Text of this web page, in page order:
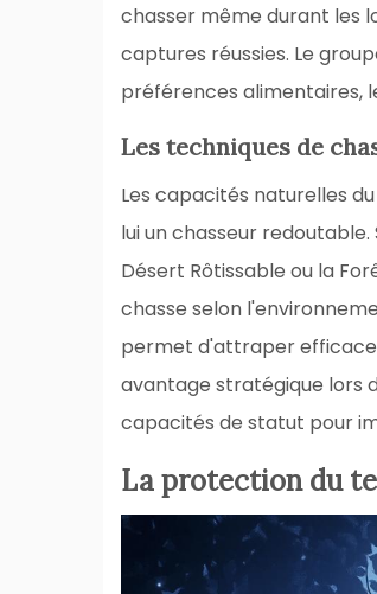
chasser même durant les
captures réussies. Le
préférences alimentaires,
Les techniques de
Les capacités naturelles
lui un chasseur
Désert Rôtissable ou la
chasse selon
permet d'attraper
avantage stratégique lors
capacités de statut pour
La protection du